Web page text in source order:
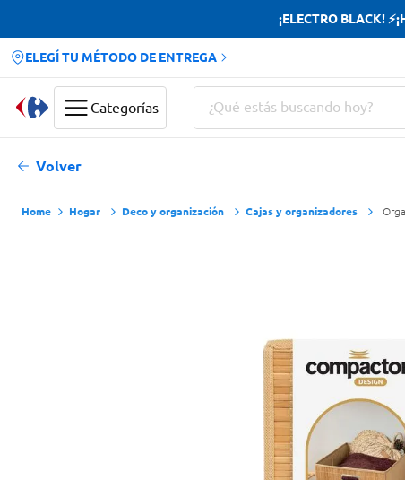
¡ELECTRO BLACK!
ELEGÍ TU MÉTODO DE ENTREGA
Categorías
¿Qué estás buscando hoy?
Volver
Hogar Deco y organización Cajas y organizadores
Términos más buscados